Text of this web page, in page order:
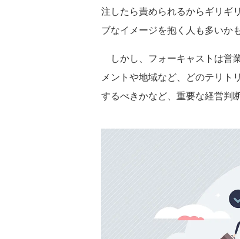
注したら責められるからギリギ
ブなイメージを抱く人も多いか
しかし、フォーキャストは営
メントや地域など、どのテリト
するべきかなど、重要な経営判